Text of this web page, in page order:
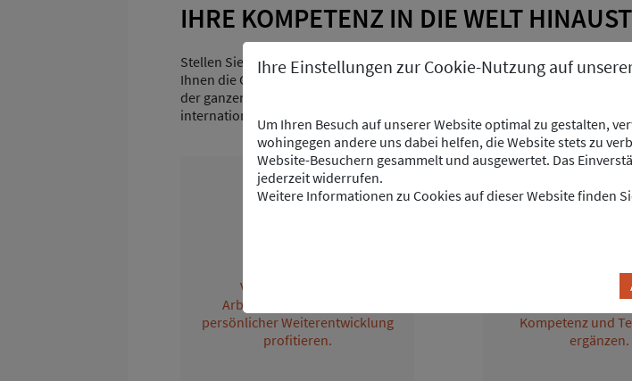
IHRE KOMPETENZ IN DIE WELT
Stellen Sie sich spannenden Herausforderungen bei internationalen
Ihnen die Chance, persönliche Bestmarken zu setzen und sich in Ihrem
der ganzen Welt Land, Leute und andere Kulturen kennen. Bei INP
internationalen Projekteinsätzen.
Von motivierenden
Arbeitsbedingungen und
persönlicher Weiterentwicklung
profitieren.
Die
Kompetenz und
ergänzen.
Ihre Einstellungen zur Cookie-Nutzung auf
Um Ihren Besuch auf unserer Website optimal zu gestalten,
wohingegen andere uns dabei helfen, die Website stets zu
Website-Besuchern gesammelt und ausgewertet. Das
jederzeit widerrufen.
Weitere Informationen zu Cookies auf dieser Website finden